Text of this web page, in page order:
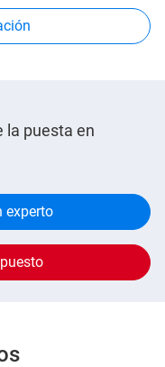
la puesta en
experto